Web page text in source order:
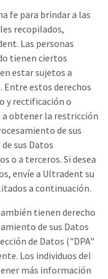
fe para brindar a las
recopilados,
Las personas
tienen ciertos
estar sujetos a
estos derechos
y rectificación o
a obtener la restricción
de sus
sus Datos
o a terceros. Si desea
envíe a Ultradent su
a continuación.
tienen derecho
de sus Datos
de Datos ("DPA"
Los individuos del
más información